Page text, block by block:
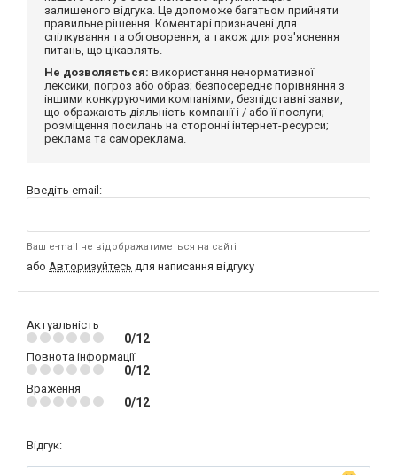
залишеного відгука. Це допоможе багатьом прийняти
правильне рішення. Коментарі призначені для
спілкування та обговорення, а також для роз'яснення
питань, що цікавлять.
Не дозволяється: використання ненормативної
лексики, погроз або образ; безпосереднє порівняння з
іншими конкуруючими компаніями; безпідставні заяви,
що ображають діяльність компанії і / або її послуги;
розміщення посилань на сторонні інтернет-ресурси;
реклама та самореклама.
Введіть email:
Ваш e-mail не відображатиметься на сайті
або Авторизуйтесь для написання відгуку
Актуальність
0/12
Повнота інформації
0/12
Враження
0/12
Відгук: